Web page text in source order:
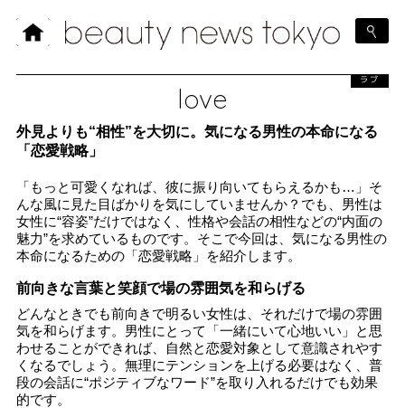
love
ラブ
外見よりも“相性”を大切に。気になる男性の本命になる
「恋愛戦略」
「もっと可愛くなれば、彼に振り向いてもらえるかも…」そ
んな風に見た目ばかりを気にしていませんか？でも、男性は
女性に“容姿”だけではなく、性格や会話の相性などの“内面の
魅力”を求めているものです。そこで今回は、気になる男性の
本命になるための「恋愛戦略」を紹介します。
前向きな言葉と笑顔で場の雰囲気を和らげる
どんなときでも前向きで明るい女性は、それだけで場の雰囲
気を和らげます。男性にとって「一緒にいて心地いい」と思
わせることができれば、自然と恋愛対象として意識されやす
くなるでしょう。無理にテンションを上げる必要はなく、普
段の会話に“ポジティブなワード”を取り入れるだけでも効果
的です。